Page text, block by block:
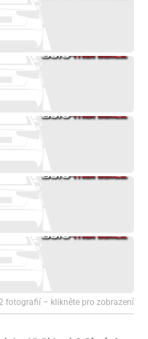
fotografií – klikněte pro zobrazení